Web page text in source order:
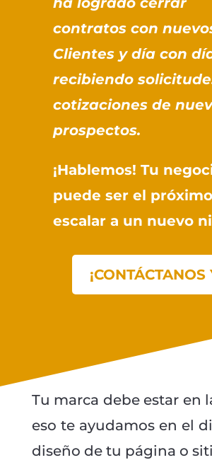
contratos con
Clientes y día con
recibiendo
cotizaciones de
prospectos.
¡Hablemos! Tu
puede ser el
escalar a un nuevo
¡CONTÁCTANOS
Tu marca debe estar en
eso te ayudamos en el
diseño de tu página o